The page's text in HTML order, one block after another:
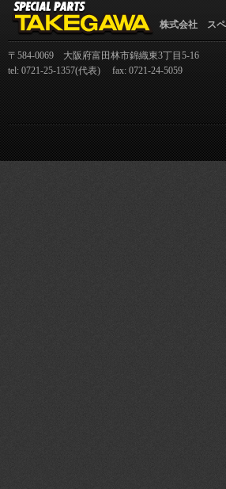
株式会社 スペ
〒584-0069 大阪府富田林市錦織東3丁目5-16
tel: 0721-25-1357(代表) fax: 0721-24-5059